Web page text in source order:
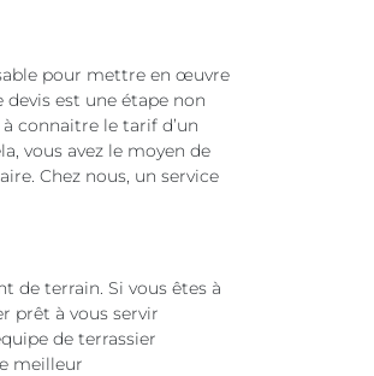
pour mettre en œuvre
est une étape non
connaitre le tarif d’un
vous avez le moyen de
Chez nous, un service
de terrain. Si vous êtes à
prêt à vous servir
de terrassier
meilleur